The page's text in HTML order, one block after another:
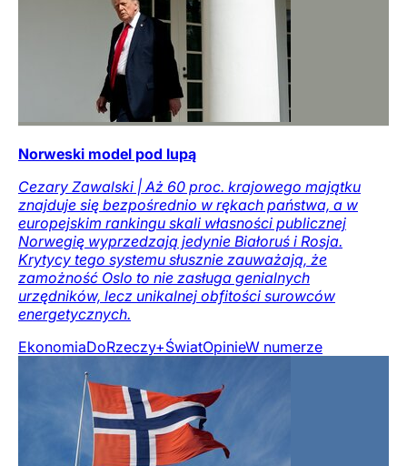
Norweski model pod lupą
Cezary Zawalski | Aż 60 proc. krajowego majątku
znajduje się bezpośrednio w rękach państwa, a w
europejskim rankingu skali własności publicznej
Norwegię wyprzedzają jedynie Białoruś i Rosja.
Krytycy tego systemu słusznie zauważają, że
zamożność Oslo to nie zasługa genialnych
urzędników, lecz unikalnej obfitości surowców
energetycznych.
EkonomiaDoRzeczy+ŚwiatOpinieW numerze